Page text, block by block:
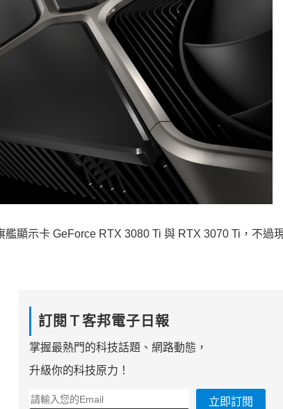
顯示卡 GeForce RTX 3080 Ti 與 RTX 3070 Ti，不過
訂閱Ｔ客邦電子日報
掌握最熱門的科技話題、網路動態，
升級你的科技原力！
立即訂閱